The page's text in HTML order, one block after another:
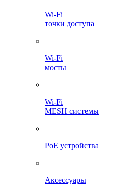
Wi-Fi
точки доступа
Wi-Fi
мосты
Wi-Fi
MESH системы
PoE устройства
Аксессуары